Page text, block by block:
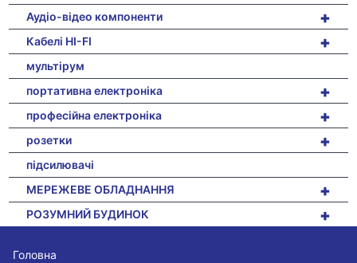
+
Аудіо-відео компоненти
+
Кабелі HI-FI
мультірум
+
портативна електроніка
+
професійна електроніка
+
розетки
підсилювачі
+
МЕРЕЖЕВЕ ОБЛАДНАННЯ
+
РОЗУМНИЙ БУДИНОК
Головна